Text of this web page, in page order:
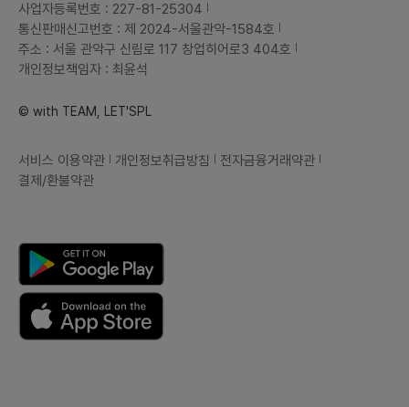
사업자등록번호 : 227-81-25304
통신판매신고번호 : 제 2024-서울관악-1584호
주소 : 서울 관악구 신림로 117 창업히어로3 404호
개인정보책임자 : 최윤석
© with TEAM, LET'SPL
서비스 이용약관 개인정보취급방침
전자금융거래약관
결제/환불약관